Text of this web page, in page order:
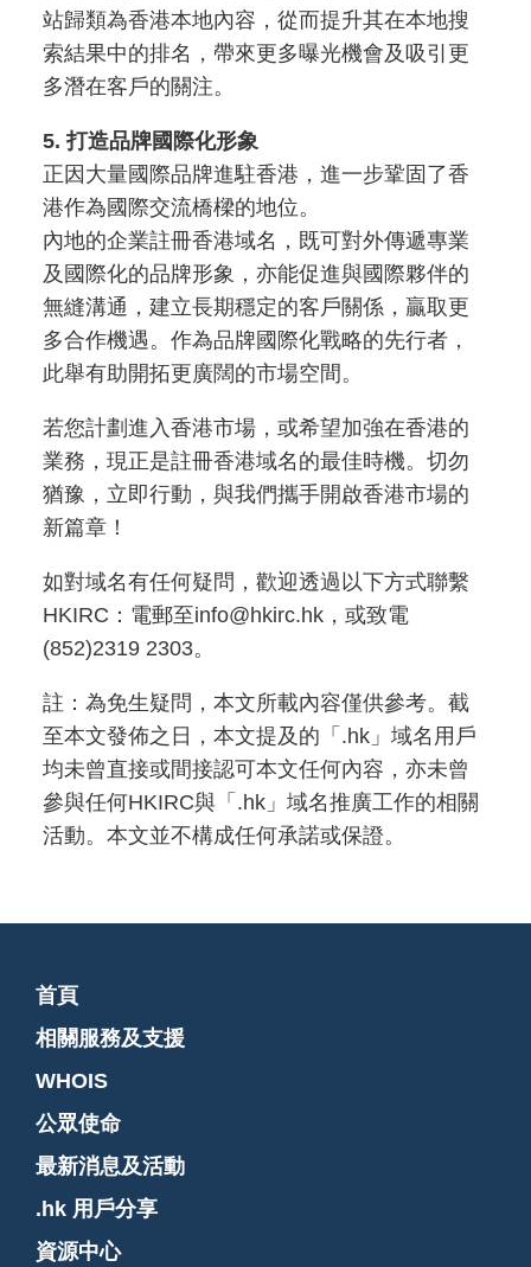
站歸類為香港本地內容，從而提升其在本地搜
索結果中的排名，帶來更多曝光機會及吸引更
多潛在客戶的關注。
5. 打造品牌國際化形象
正因大量國際品牌進駐香港，進一步鞏固了香
港作為國際交流橋樑的地位。
內地的企業註冊香港域名，既可對外傳遞專業
及國際化的品牌形象，亦能促進與國際夥伴的
無縫溝通，建立長期穩定的客戶關係，贏取更
多合作機遇。作為品牌國際化戰略的先行者，
此舉有助開拓更廣闊的市場空間。
若您計劃進入香港市場，或希望加強在香港的
業務，現正是註冊香港域名的最佳時機。切勿
猶豫，立即行動，與我們攜手開啟香港市場的
新篇章！
如對域名有任何疑問，歡迎透過以下方式聯繫
HKIRC：電郵至info@hkirc.hk，或致電
(852)2319 2303。
註：為免生疑問，本文所載內容僅供參考。截
至本文發佈之日，本文提及的「.hk」域名用戶
均未曾直接或間接認可本文任何內容，亦未曾
參與任何HKIRC與「.hk」域名推廣工作的相關
活動。本文並不構成任何承諾或保證。
首頁
相關服務及支援
WHOIS
公眾使命
最新消息及活動
.hk 用戶分享
資源中心